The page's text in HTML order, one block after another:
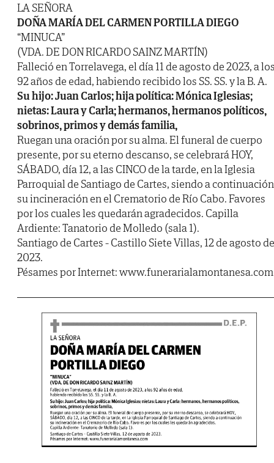
LA SEÑORA
DOÑA MARÍA DEL CARMEN PORTILLA DIEGO
“MINUCA”
(VDA. DE DON RICARDO SAINZ MARTÍN)
Falleció en Torrelavega, el día 11 de agosto de 2023, a
92 años de edad, habiendo recibido los SS. SS. y la B. A.
Su hijo: Juan Carlos; hija política: Mónica Iglesias;
nietas: Laura y Carla; hermanos, hermanos políticos,
sobrinos, primos y demás familia,
Ruegan una oración por su alma. El funeral de cuerpo
presente, por su eterno descanso, se celebrará HOY,
SÁBADO, día 12, a las CINCO de la tarde, en la Iglesia
Parroquial de Santiago de Cartes, siendo a continuación
su incineración en el Crematorio de Río Cabo. Favores
por los cuales les quedarán agradecidos. Capilla
Ardiente: Tanatorio de Molledo (sala 1).
Santiago de Cartes - Castillo Siete Villas, 12 de agosto de
2023.
Pésames por Internet: www.funerarialamontanesa.com